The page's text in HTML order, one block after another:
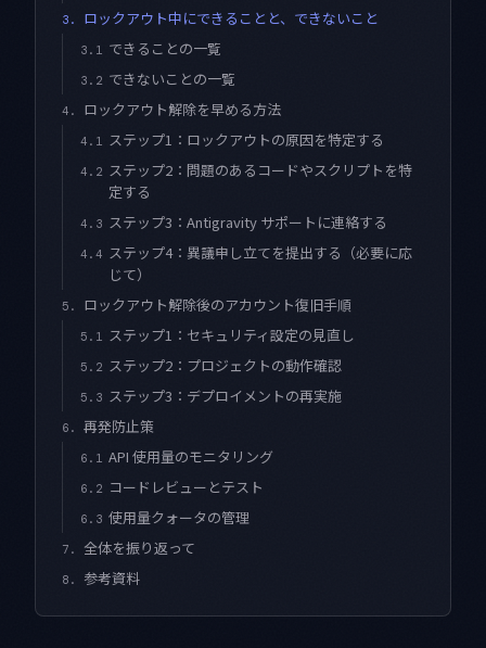
3. ロックアウト中にできることと、できないこと
3.1 できることの一覧
3.2 できないことの一覧
4. ロックアウト解除を早める方法
4.1 ステップ1：ロックアウトの原因を特定する
4.2 ステップ2：問題のあるコードやスクリプトを特
定する
4.3 ステップ3：Antigravity サポートに連絡する
4.4 ステップ4：異議申し立てを提出する（必要に応
じて）
5. ロックアウト解除後のアカウント復旧手順
5.1 ステップ1：セキュリティ設定の見直し
5.2 ステップ2：プロジェクトの動作確認
5.3 ステップ3：デプロイメントの再実施
6. 再発防止策
6.1 API 使用量のモニタリング
6.2 コードレビューとテスト
6.3 使用量クォータの管理
7. 全体を振り返って
8. 参考資料